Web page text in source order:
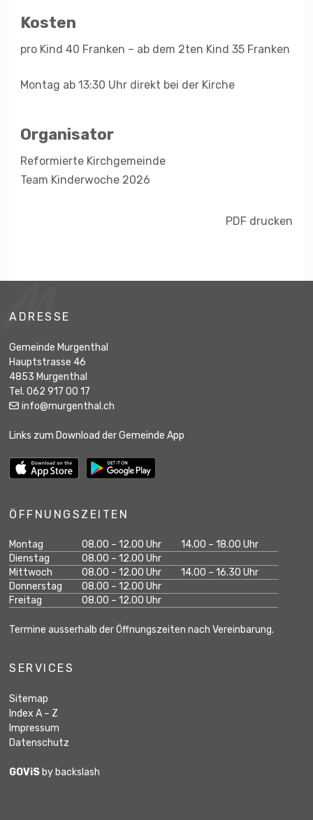
Kosten
pro Kind 40 Franken – ab dem 2ten Kind 35 Franken
Montag ab 13:30 Uhr direkt bei der Kirche
Organisator
Reformierte Kirchgemeinde
Team Kinderwoche 2026
PDF drucken
Footer
ADRESSE
Gemeinde Murgenthal
Hauptstrasse 46
4853 Murgenthal
Tel. 062 917 00 17
info@murgenthal.ch
Links zum Download der Gemeinde App
ÖFFNUNGSZEITEN
Wochentag Öffnungszeiten Vormittag Öffnungszeiten
Montag 08.00 – 12.00 Uhr
14.00 – 18.00 Uhr
Dienstag
08.00 – 12.00 Uhr
Mittwoch
08.00 – 12.00 Uhr
14.00 – 16.30 Uhr
Donnerstag
08.00 – 12.00 Uhr
Freitag
08.00 – 12.00 Uhr
Termine ausserhalb der Öffnungszeiten nach Vereinbarung.
SERVICES
Sitemap
Index A – Z
Impressum
Datenschutz
GOViS by backslash